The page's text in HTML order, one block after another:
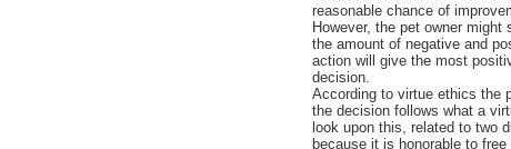
reasonable chance of
However, the pet owner
the amount of negative and
action will give the most
decision.
According to virtue ethics the
the decision follows what a
look upon this, related to two
because it is honorable to